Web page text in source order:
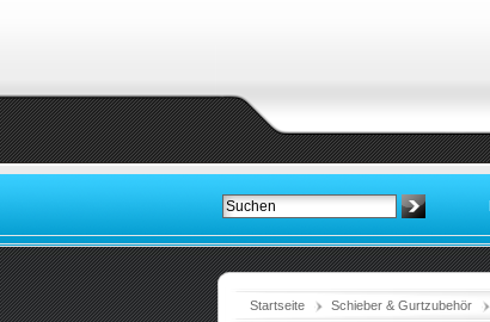
Startseite Schieber & Gurtzubehör